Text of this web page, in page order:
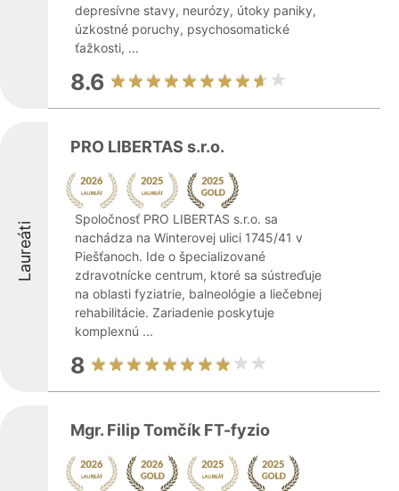
depresívne stavy, neurózy, útoky paniky,
úzkostné poruchy, psychosomatické
ťažkosti, ...
8.6
Laureáti
PRO LIBERTAS s.r.o.
Spoločnosť PRO LIBERTAS s.r.o. sa
nachádza na Winterovej ulici 1745/41 v
Piešťanoch. Ide o špecializované
zdravotnícke centrum, ktoré sa sústreďuje
na oblasti fyziatrie, balneológie a liečebnej
rehabilitácie. Zariadenie poskytuje
komplexnú ...
8
Mgr. Filip Tomčík FT-fyzio